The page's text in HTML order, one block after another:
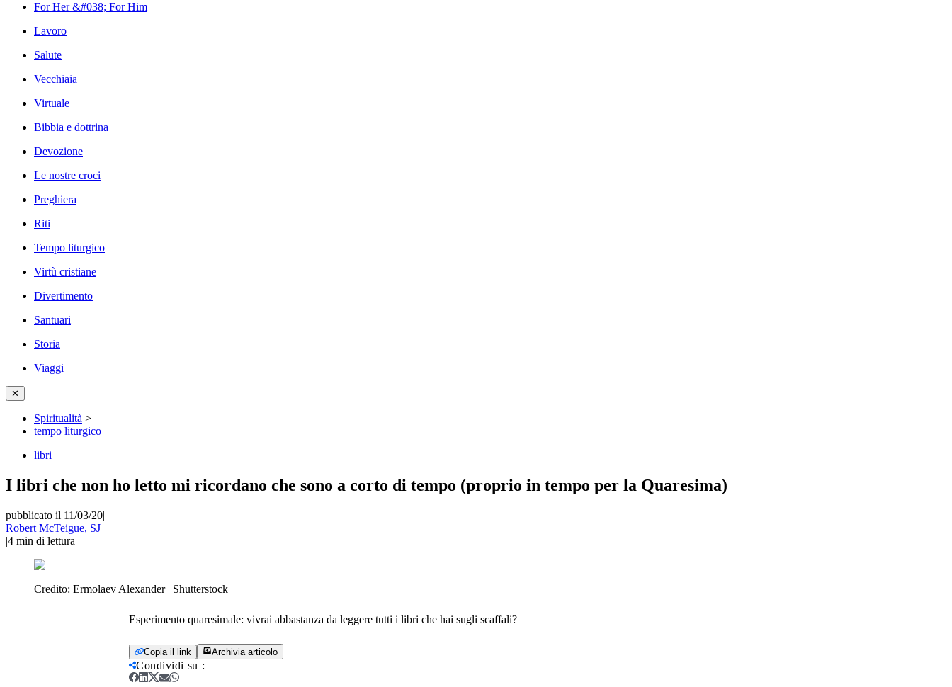
For Her &#038; For Him
Lavoro
Salute
Vecchiaia
Virtuale
Bibbia e dottrina
Devozione
Le nostre croci
Preghiera
Riti
Tempo liturgico
Virtù cristiane
Divertimento
Santuari
Storia
Viaggi
✕
Spiritualità >
tempo liturgico
libri
I libri che non ho letto mi ricordano che sono a corto di tempo (proprio in tempo per la Quaresima)
pubblicato il 11/03/20|
Robert McTeigue, SJ
|4 min di lettura
Credito: Ermolaev Alexander | Shutterstock
Esperimento quaresimale: vivrai abbastanza da leggere tutti i libri che hai sugli scaffali?
Copia il link Archivia articolo
Condividi su :